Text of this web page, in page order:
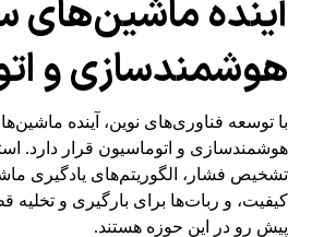
آینده ماشین‌های
هوشمندسازی و
با توسعه فناوری‌های نوین، آینده
هوشمندسازی و اتوماسیون قرار دارد.
تشخیص فشار، الگوریتم‌های یادگیری
کیفیت، و ربات‌ها برای بارگیری و تخلیه
پیش رو در این حوزه هستند.